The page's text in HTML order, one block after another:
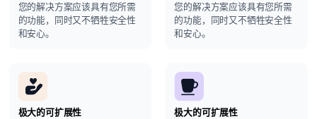
您的解决方案应该具有您所需
的功能，同时又不牺牲安全性
和安心。
您的解决方案应该具有您所需
的功能，同时又不牺牲安全性
和安心。
极大的可扩展性
极大的可扩展性